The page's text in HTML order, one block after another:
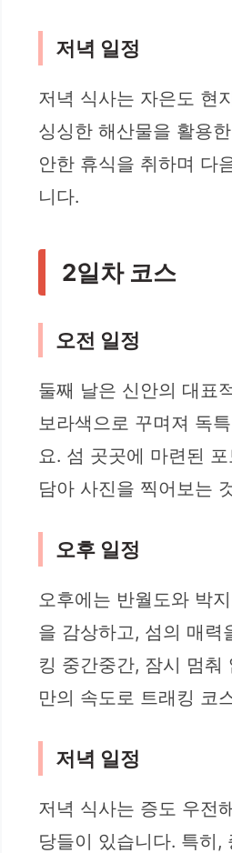
저녁 일정
저녁 식사는 자은도 현
싱싱한 해산물을 활용
안한 휴식을 취하며 다
니다.
2일차 코스
오전 일정
둘째 날은 신안의 대표
보라색으로 꾸며져 독
요. 섬 곳곳에 마련된
담아 사진을 찍어보는
오후 일정
오후에는 반월도와 박
을 감상하고, 섬의 매력
킹 중간중간, 잠시 멈
만의 속도로 트래킹 코
저녁 일정
저녁 식사는 증도 우전
당들이 있습니다. 특히